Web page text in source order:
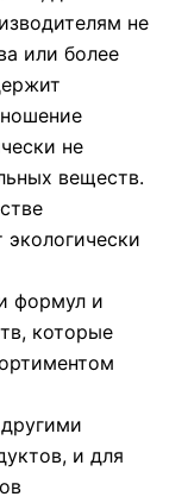
не
или более
не
веществ.
формул и
которые
и для